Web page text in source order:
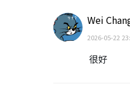
Wei
2026-05-22
很好